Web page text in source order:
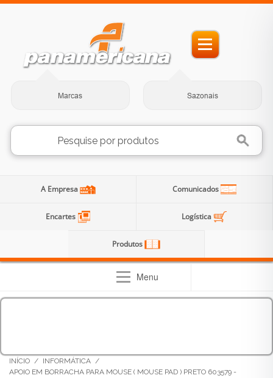
Marcas Sazonais
A Empresa Comunicados
Encartes Logística
Produtos
Menu
INÍCIO / INFORMÁTICA /
APOIO EM BORRACHA PARA MOUSE ( MOUSE PAD ) PRETO 603579 -